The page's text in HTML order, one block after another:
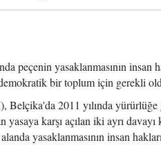
peçenin yasaklanmasının insan
bir toplum için gerekli
2011 yılında yürürlüğe
karşı açılan iki ayrı davayı
yasaklanmasının insan